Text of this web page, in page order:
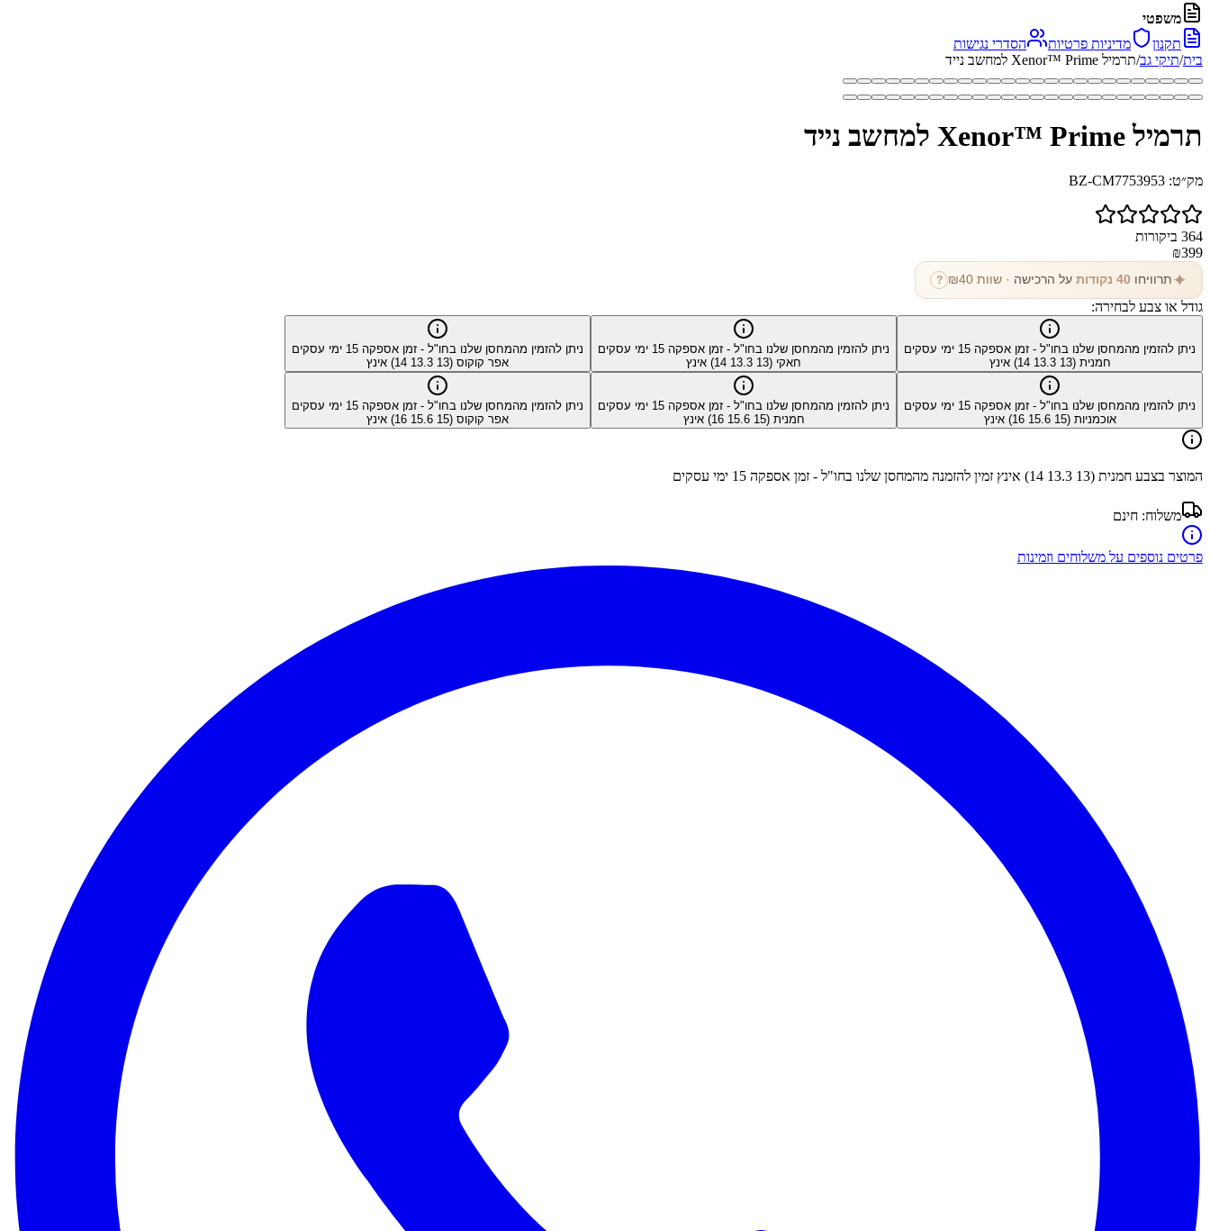
משפטי
תקנון
מדיניות פרטיות
הסדרי נגישות
בית/תיקי גב/תרמיל Xenor™ Prime למחשב נייד
תרמיל Xenor™ Prime למחשב נייד
מק״ט: BZ-CM7753953
364 ביקורות
₪399
✦ תרוויחו 40 נקודות על הרכישה · שוות ₪ 40
?
גודל או צבע לבחירה:
ניתן להזמין מהמחסן שלנו בחו"ל - זמן אספקה 15 ימי עסקים
חמנית (13 13.3 14) אינץ
ניתן להזמין מהמחסן שלנו בחו"ל - זמן אספקה 15 ימי עסקים
חאקי (13 13.3 14) אינץ
ניתן להזמין מהמחסן שלנו בחו"ל - זמן אספקה 15 ימי עסקים
אפר קוקוס (13 13.3 14) אינץ
ניתן להזמין מהמחסן שלנו בחו"ל - זמן אספקה 15 ימי עסקים
אוכמניות (15 15.6 16) אינץ
ניתן להזמין מהמחסן שלנו בחו"ל - זמן אספקה 15 ימי עסקים
חמנית (15 15.6 16) אינץ
ניתן להזמין מהמחסן שלנו בחו"ל - זמן אספקה 15 ימי עסקים
אפר קוקוס (15 15.6 16) אינץ
המוצר בצבע חמנית (13 13.3 14) אינץ זמין להזמנה מהמחסן שלנו בחו"ל - זמן אספקה 15 ימי עסקים
משלוח: חינם
פרטים נוספים על משלוחים וזמינות